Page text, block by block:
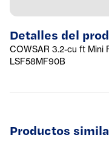
Detalles del
COWSAR 3.2-cu ft Mini
LSF58MF90B
Productos